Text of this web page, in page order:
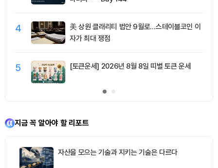
4
美 상원 클래리티 법안 9월로…스테이블코인 이
자가 최대 쟁점
5 [토큰운세] 2026년 8월 8일 띠별 토큰 운세
지금 꼭 알아야 할 리포트
자산을 모으는 기술과 지키는 기술은 다르다